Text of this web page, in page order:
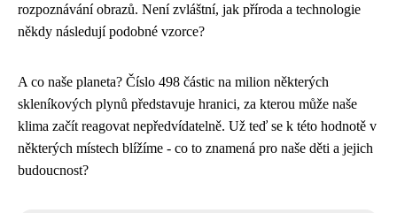
rozpoznávání obrazů. Není zvláštní, jak příroda a technologie
někdy následují podobné vzorce?
A co naše planeta? Číslo 498 částic na milion některých
skleníkových plynů představuje hranici, za kterou může naše
klima začít reagovat nepředvídatelně. Už teď se k této hodnotě v
některých místech blížíme - co to znamená pro naše děti a jejich
budoucnost?